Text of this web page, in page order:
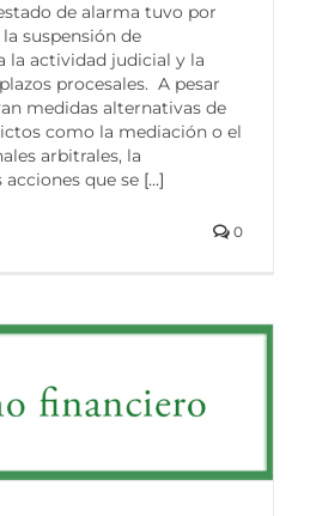
de alarma tuvo por
suspensión de
la actividad judicial y la
procesales. A pesar
medidas alternativas de
como la mediación o el
arbitrales, la
que se [...]
0